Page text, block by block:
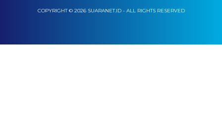
COPYRIGHT © 2026 SUARANET.ID - ALL RIGHTS RESERVED